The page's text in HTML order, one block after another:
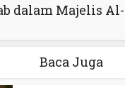
dalam Majelis
Baca Juga